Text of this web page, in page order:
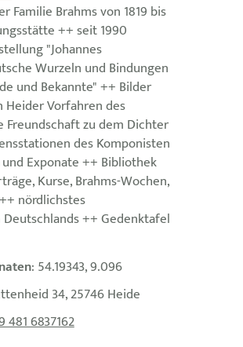
Familie Brahms von 1819 bis
++ seit 1990
"Johannes
Wurzeln und Bindungen
und Bekannte" ++ Bilder
Heider Vorfahren des
Freundschaft zu dem Dichter
des Komponisten
Exponate ++ Bibliothek
Kurse, Brahms-Wochen,
nördlichstes
++ Gedenktafel
: 54.19343, 9.096
34, 25746 Heide
481 6837162